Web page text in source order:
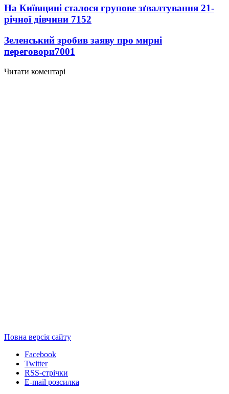
На Київщині сталося групове зґвалтування 21-
річної дівчини 7152
Зеленський зробив заяву про мирні
переговори7001
Читати коментарі
Повна версія сайту
Facebook
Twitter
RSS-стрічки
E-mail розсилка